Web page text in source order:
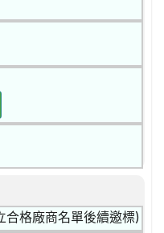
合格廠商名單後續邀標)